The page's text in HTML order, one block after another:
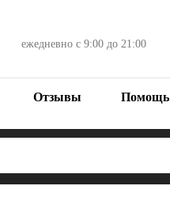
ежедневнос 9:00 до 21:00
Отзывы Помощь